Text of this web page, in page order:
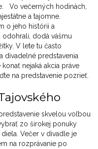
Vo večerných hodinách,
a tajomne.
o jeho histórii a
odohrali, dodá vášmu
V lete tu často
divadelné predstavenia
nejaká akcia práve
na predstavenie pozrieť.
skvelou voľbou
zo širokej ponuky
Večer v divadle je
na rozprávanie po